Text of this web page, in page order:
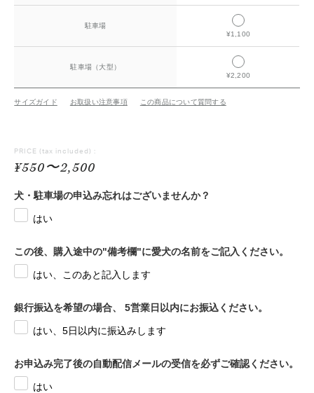
駐車場
¥1,100
駐車場（大型）
¥2,200
サイズガイド お取扱い注意事項 この商品について質問する
PRICE (tax included) :
¥550〜2,500
犬・駐車場の申込み忘れはございませんか？
はい
この後、購入途中の"備考欄"に愛犬の名前をご記入ください。
はい、このあと記入します
銀行振込を希望の場合、 5営業日以内にお振込ください。
はい、5日以内に振込みします
お申込み完了後の自動配信メールの受信を必ずご確認ください。
はい